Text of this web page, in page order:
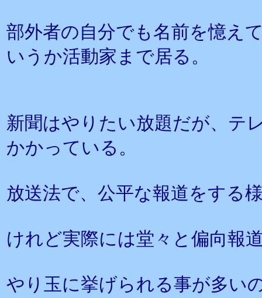
部外者の自分でも名前を憶え
いうか活動家まで居る。
新聞はやりたい放題だが、テ
かかっている。
放送法で、公平な報道をする
けれど実際には堂々と偏向報
やり玉に挙げられる事が多い